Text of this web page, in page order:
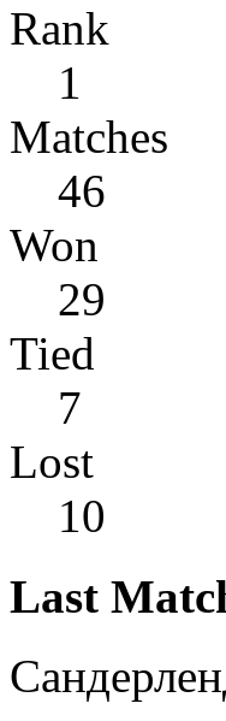
Rank
1
Matches
46
Won
29
Tied
7
Lost
10
Last